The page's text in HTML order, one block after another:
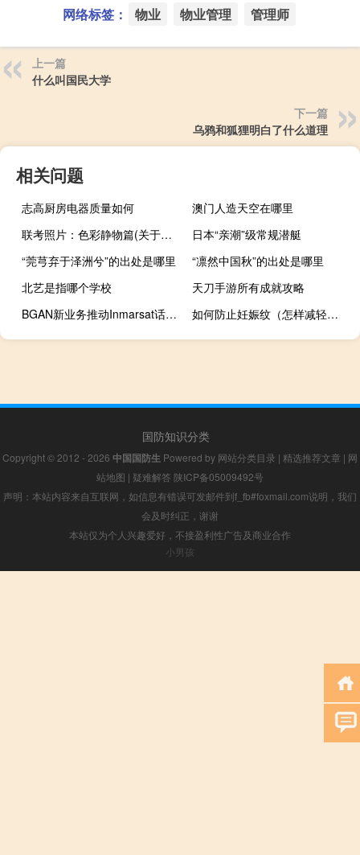
网络标签： 物业 物业管理 管理师
上一篇
什么叫国民大学
下一篇
乌鸦和狐狸明白了什么道理
相关问题
志高厨房电器质量如何
澳门人造天空在哪里
联考照片：色彩静物篇(关于联考照片：色彩静物篇简述)
日本“亲潮”级常规潜艇
“莞芎弃于泽洲兮”的出处是哪里
“凛然中国秋”的出处是哪里
北艺是指哪个学校
天刀手游所有成就攻略
BGAN新业务推动Inmarsat话音业务回升
如何防止妊娠纹（怎样减轻妊娠纹）
国防知识分类
Copyright © 2012 - 2026 中国国防生 Powered by 网站分类目录 | 精选推荐文章 | 网
站地图 | 疑难解答 陕ICP备05009492号
声明：本站内容来自互联网，如信息有错误可发邮件到f_fb#foxmail.com说明，我们
会及时纠正，谢谢
本站仅为个人兴趣爱好，不接盈利性广告及商业合作
小男孩